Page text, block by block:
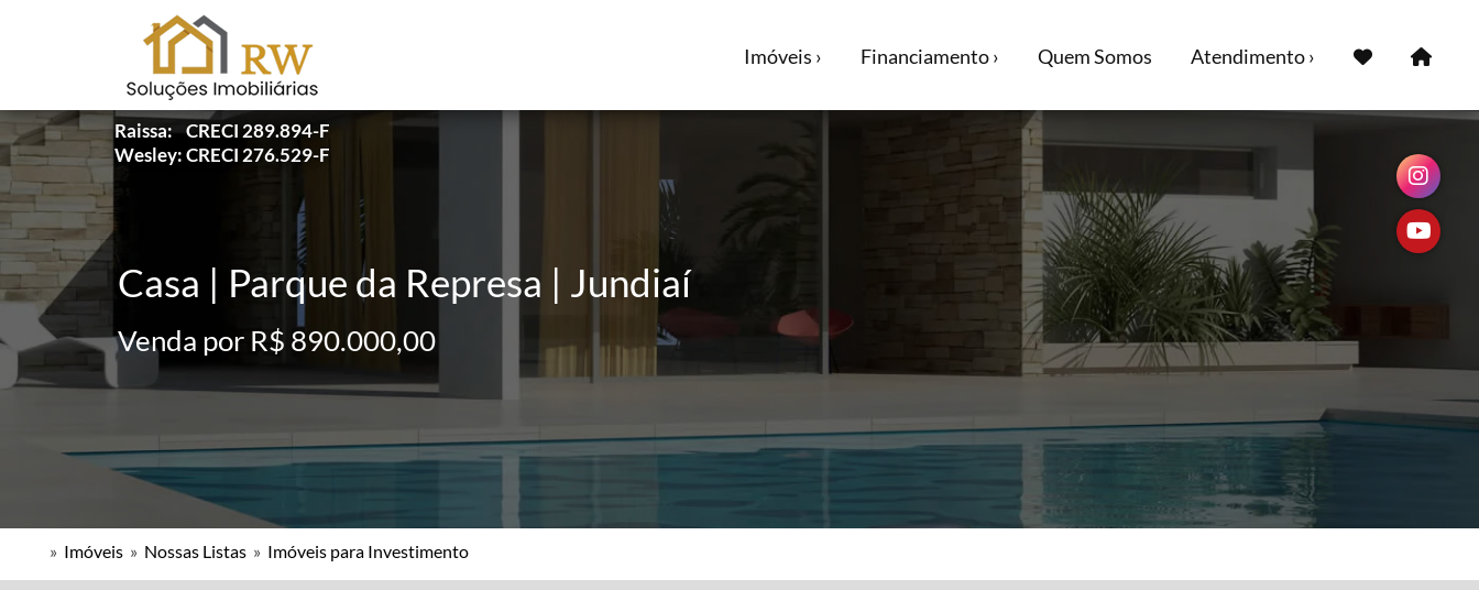
Raissa: CRECI 289.894-F
Wesley: CRECI 276.529-F
Imóveis › Financiamento › Quem Somos Atendimento ›
Casa | Parque da Represa | Jundiaí
Venda por R$ 890.000,00
» Imóveis » Nossas Listas » Imóveis para Investimento